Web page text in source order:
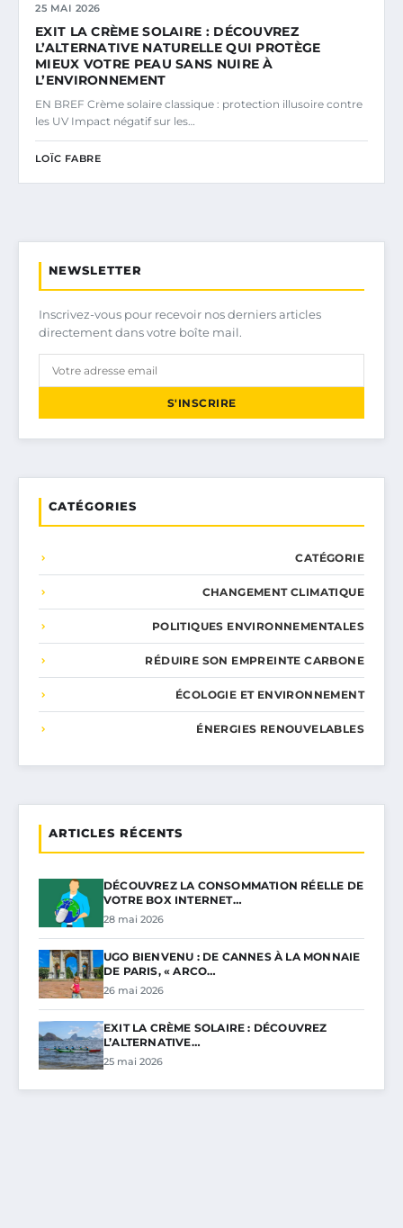
25 MAI 2026
EXIT LA CRÈME SOLAIRE : DÉCOUVREZ
L’ALTERNATIVE NATURELLE QUI PROTÈGE
MIEUX VOTRE PEAU SANS NUIRE À
L’ENVIRONNEMENT
EN BREF Crème solaire classique : protection illusoire contre
les UV Impact négatif sur les…
LOÏC FABRE
NEWSLETTER
Inscrivez-vous pour recevoir nos derniers articles
directement dans votre boîte mail.
S'INSCRIRE
CATÉGORIES
CATÉGORIE
CHANGEMENT CLIMATIQUE
POLITIQUES ENVIRONNEMENTALES
RÉDUIRE SON EMPREINTE CARBONE
ÉCOLOGIE ET ENVIRONNEMENT
ÉNERGIES RENOUVELABLES
ARTICLES RÉCENTS
DÉCOUVREZ LA CONSOMMATION RÉELLE DE
VOTRE BOX INTERNET…
28 mai 2026
UGO BIENVENU : DE CANNES À LA MONNAIE
DE PARIS, « ARCO…
26 mai 2026
EXIT LA CRÈME SOLAIRE : DÉCOUVREZ
L’ALTERNATIVE…
25 mai 2026